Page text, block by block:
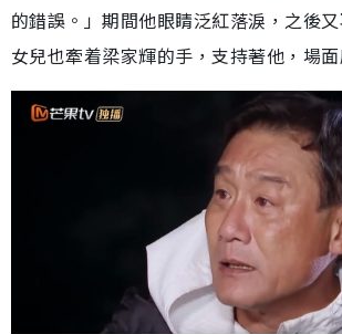
的錯誤。」期間他眼睛泛紅落淚，之後
女兒也牽着梁家輝的手，支持著他，場面